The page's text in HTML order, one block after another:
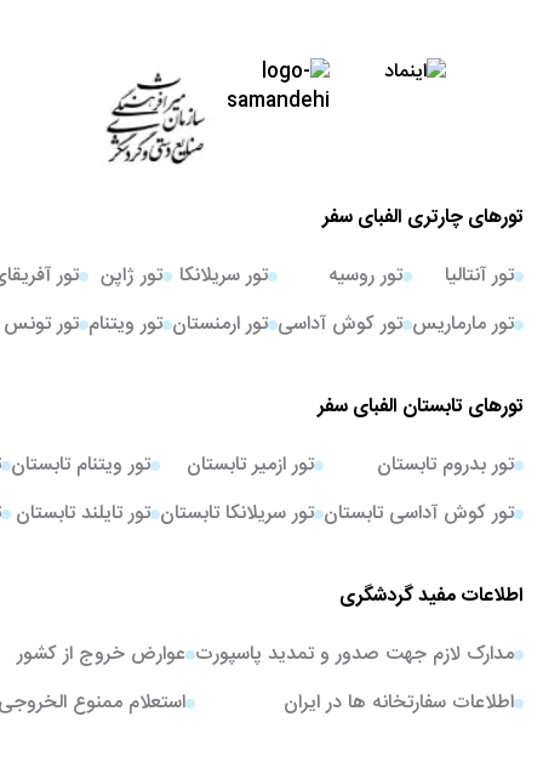
تورهای چارتری الفبای سفر
تور آنتالیا
تور مارماریس
تور روسیه
تور کوش آداسی
تور سریلانکا
تور ارمنستان
تور ژاپن
تور ویتنام
تور
تور تونس
تورهای تابستان الفبای سفر
تور بدروم تابستان
تور کوش آداسی تابستان
تور ازمیر تابستان
تور سریلانکا تابستان
تور ویتنام تابستان
تور تایلند تابستان
اطلاعات مفید گردشگری
مدارک لازم جهت صدور و تمدید پاسپورت
اطلاعات سفارتخانه ها در ایران
عوارض خروج از کشور
استعلام ممنوع